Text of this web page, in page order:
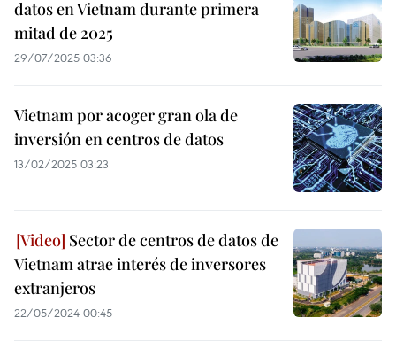
datos en Vietnam durante primera
mitad de 2025
29/07/2025 03:36
Vietnam por acoger gran ola de
inversión en centros de datos
13/02/2025 03:23
Sector de centros de datos de
Vietnam atrae interés de inversores
extranjeros
22/05/2024 00:45